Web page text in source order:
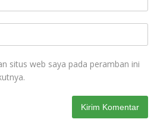
situs web saya pada peramban ini